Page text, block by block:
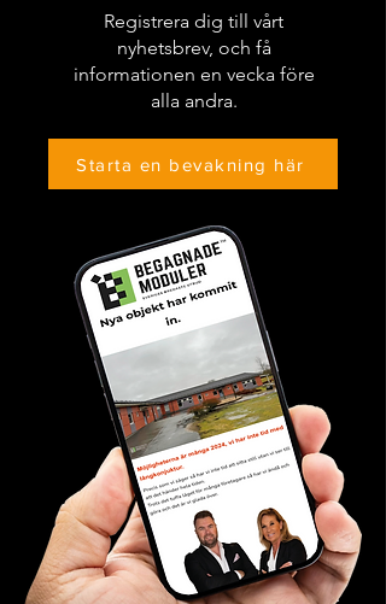
Registrera dig till vårt
nyhetsbrev, och få
informationen en vecka före
alla andra.
Starta en bevakning här